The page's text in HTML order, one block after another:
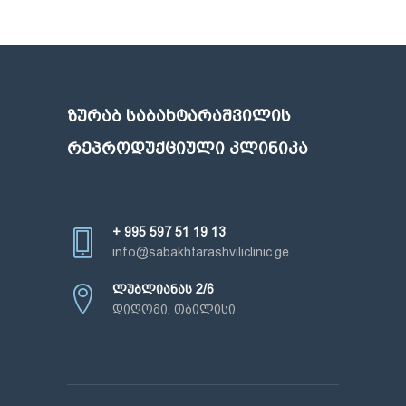
ᲖᲣᲠᲐᲑ ᲡᲐᲑᲐᲮᲢᲐᲠᲐᲨᲕᲘᲚᲘᲡ
ᲠᲔᲞᲠᲝᲓᲣᲥᲪᲘᲣᲚᲘ ᲙᲚᲘᲜᲘᲙᲐ
+ 995 597 51 19 13
info@sabakhtarashviliclinic.ge
ლუბლიანას 2/6
დიღომი, თბილისი